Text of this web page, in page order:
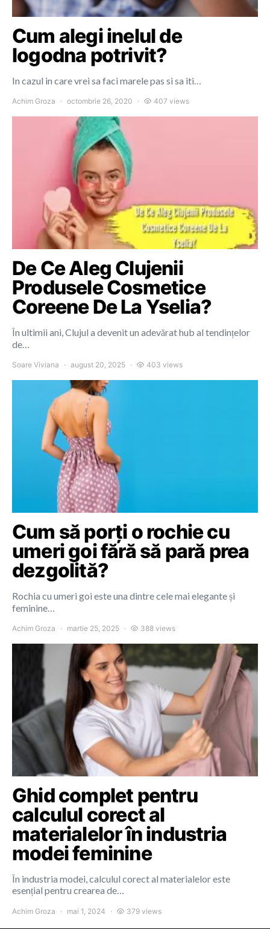
Cum alegi inelul de
logodna potrivit?
In cazul in care vrei sa faci marele pas si sa iti…
Achim Groza octombrie 26, 2020 407 views
De Ce Aleg Clujenii
Produsele Cosmetice
Coreene De La Yselia?
În ultimii ani, Clujul a devenit un adevărat hub al tendințelor
de…
Soare Viviana august 20, 2025 403 views
Cum să porți o rochie cu
umeri goi fără să pară prea
dezgolită?
Rochia cu umeri goi este una dintre cele mai elegante și
feminine…
Achim Groza martie 25, 2025 388 views
Ghid complet pentru
calculul corect al
materialelor în industria
modei feminine
În industria modei, calculul corect al materialelor este
esențial pentru crearea de…
Achim Groza mai 1, 2024 379 views